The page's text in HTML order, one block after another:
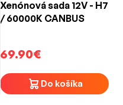
Xenónová sada 12V - H7
/ 60000K CANBUS
69.90€
Do košíka